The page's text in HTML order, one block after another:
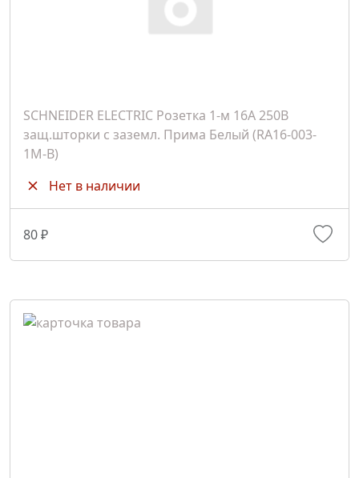
SCHNEIDER ELECTRIC Розетка 1-м 16А 250В
защ.шторки с заземл. Прима Белый (RA16-003-
1М-B)
Нет в наличии
80 ₽